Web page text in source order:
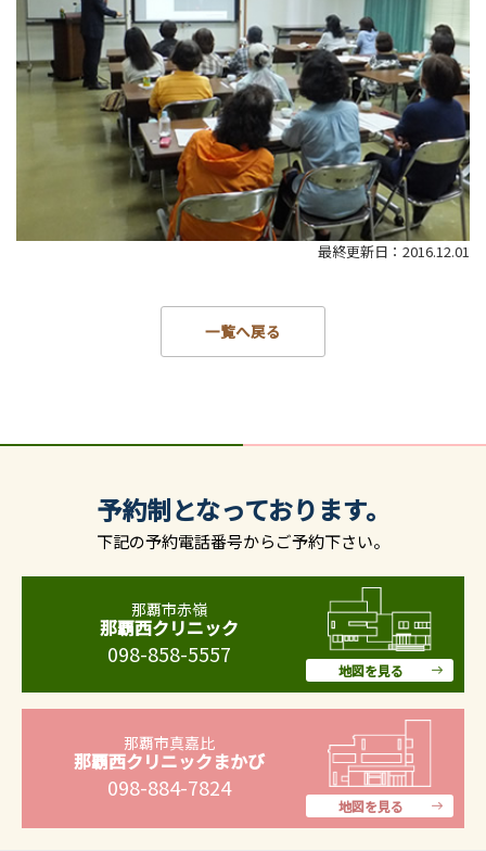
最終更新日：2016.12.01
一覧へ戻る
予約制となっております。
下記の予約電話番号からご予約下さい。
那覇市赤嶺
那覇西クリニック
098-858-5557
地図を見る
那覇市真嘉比
那覇西クリニックまかび
098-884-7824
地図を見る